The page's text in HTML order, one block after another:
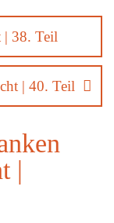
| 38. Teil
| 40. Teil
|